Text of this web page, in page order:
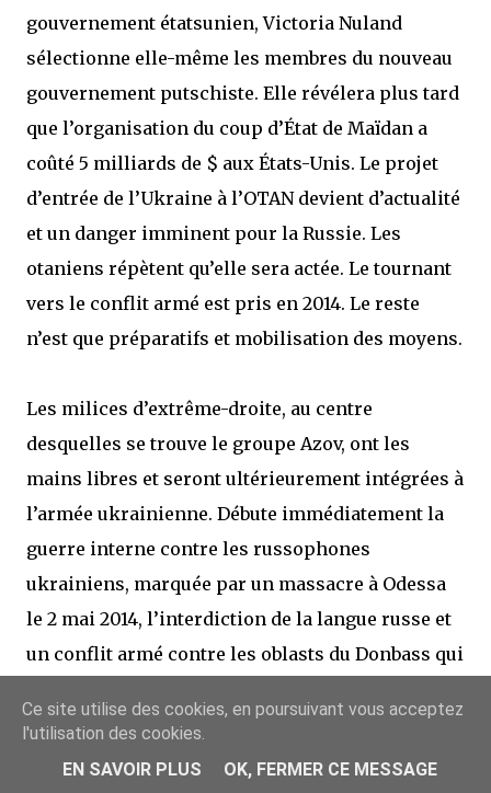
gouvernement étatsunien, Victoria Nuland
sélectionne elle-même les membres du nouveau
gouvernement putschiste. Elle révélera plus tard
que l’organisation du coup d’État de Maïdan a
coûté 5 milliards de $ aux États-Unis. Le projet
d’entrée de l’Ukraine à l’OTAN devient d’actualité
et un danger imminent pour la Russie. Les
otaniens répètent qu’elle sera actée. Le tournant
vers le conflit armé est pris en 2014. Le reste
n’est que préparatifs et mobilisation des moyens.
Les milices d’extrême-droite, au centre
desquelles se trouve le groupe Azov, ont les
mains libres et seront ultérieurement intégrées à
l’armée ukrainienne. Débute immédiatement la
guerre interne contre les russophones
ukrainiens, marquée par un massacre à Odessa
le 2 mai 2014, l’interdiction de la langue russe et
un conflit armé contre les oblasts du Donbass qui
sécession. Les civils sont les premiers à en faire
les frais. Plus de 14 000 perdront la vie entre 2014
Ce site utilise des cookies, en poursuivant vous acceptez
l'utilisation des cookies.
EN SAVOIR PLUS
OK, FERMER CE MESSAGE